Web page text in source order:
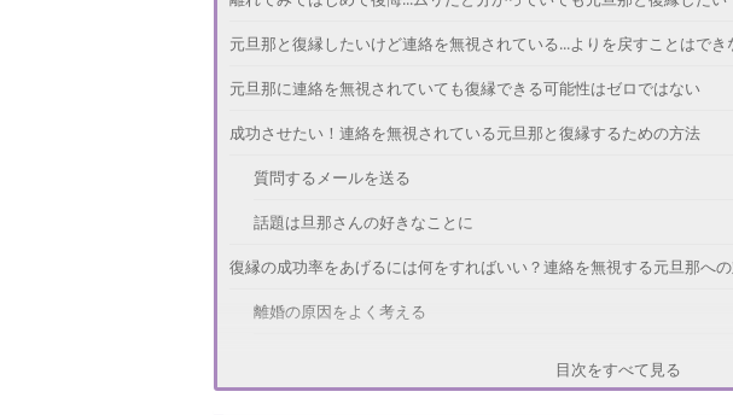
元旦那と復縁したいけど連絡を無視されている...よりを戻すことはでき
元旦那に連絡を無視されていても復縁できる可能性はゼロではない
成功させたい！連絡を無視されている元旦那と復縁するための方法
質問するメールを送る
話題は旦那さんの好きなことに
復縁の成功率をあげるには何をすればいい？連絡を無視する元旦那へ
離婚の原因をよく考える
目次をすべて見る